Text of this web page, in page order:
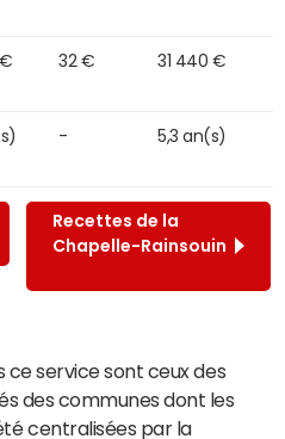
€ 32 € 31 440 €
- 5,3 an(s)
Recettes de la
Chapelle-Rainsouin
ce service sont ceux des
des communes dont les
centralisées par la